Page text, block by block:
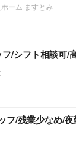
ーム ますとみ
フ/シフト相談可/
フ/残業少なめ/